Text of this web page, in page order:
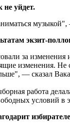
уйдет.
экзит-
за
изменения.
— сказал
работа
условий